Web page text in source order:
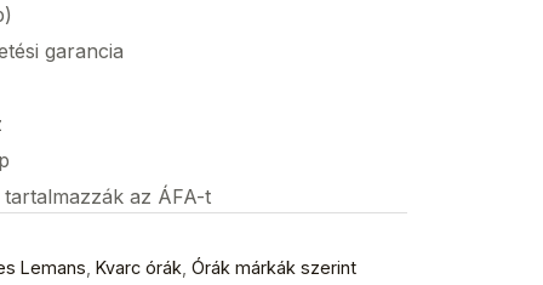
garancia
az ÁFA-t
Lemans Kvarc órák Órák márkák szerint